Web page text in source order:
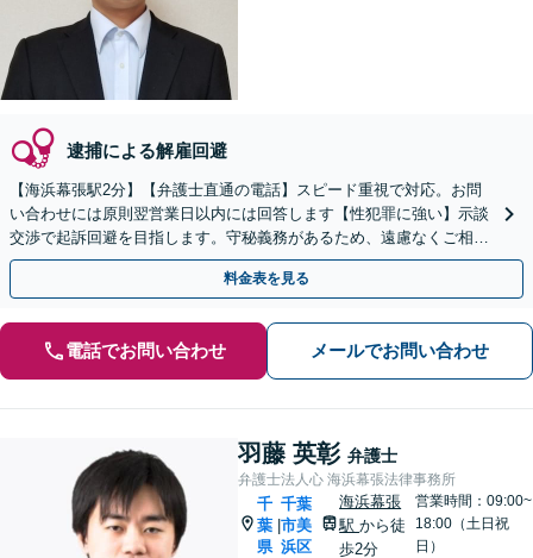
逮捕による解雇回避
【海浜幕張駅2分】【弁護士直通の電話】スピード重視で対応。お問
い合わせには原則翌営業日以内には回答します【性犯罪に強い】示談
交渉で起訴回避を目指します。守秘義務があるため、遠慮なくご相談
ください【日曜面談可】【原則初回面談無料】
料金表を見る
電話でお問い合わせ メールでお問い合わせ
羽藤 英彰 弁護士
弁護士法人心 海浜幕張法律事務所
千
葉
県
千葉
市美
浜区
海浜幕張
駅から徒
歩2分
営業時間：09:00~
18:00（土日祝
日）